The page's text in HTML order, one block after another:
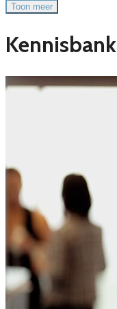
Toon meer
Kennisbank